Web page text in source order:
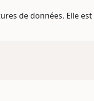
de données. Elle